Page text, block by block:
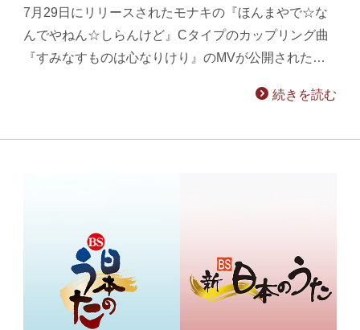
7月29日にリリースされたモナキの『ほんまやで☆な
んでやねん☆しらんけど』Cタイプのカップリング曲
『すみなすものは心なりけり』のMVが公開された…
続きを読む